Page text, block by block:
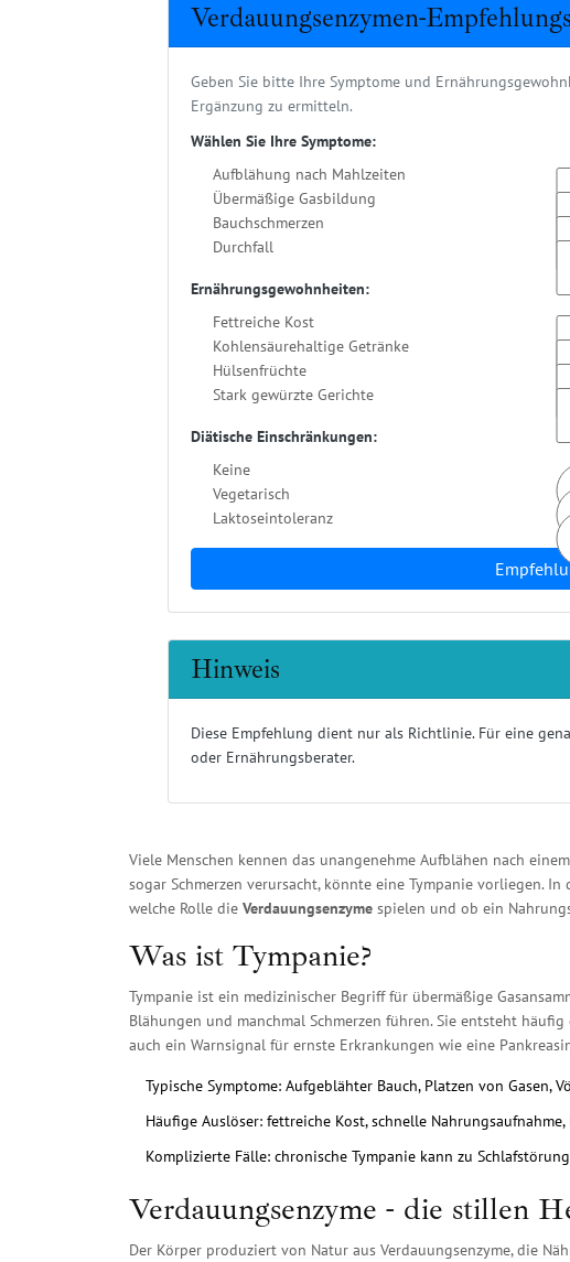
Verdauungsenzymen-
Geben Sie bitte Ihre Symptome und
Ergänzung zu ermitteln.
Wählen Sie Ihre Symptome:
Aufblähung nach Mahlzeiten
Übermäßige Gasbildung
Bauchschmerzen
Durchfall
Ernährungsgewohnheiten:
Fettreiche Kost
Kohlensäurehaltige Getränke
Hülsenfrüchte
Stark gewürzte Gerichte
Diätische Einschränkungen:
Keine
Vegetarisch
Laktoseintoleranz
Hinweis
Diese Empfehlung dient nur als Richtlinie. Für eine
oder Ernährungsberater.
Viele Menschen kennen das unangenehme Aufblähen nach
sogar Schmerzen verursacht, könnte eine Tympanie vorliegen. In
welche Rolle die Verdauungsenzyme spielen und ob ein
Was ist Tympanie?
Tympanie ist ein medizinischer Begriff für übermäßige
Blähungen und manchmal Schmerzen führen. Sie entsteht
auch ein Warnsignal für ernste Erkrankungen wie eine
Typische Symptome: Aufgeblähter Bauch, Platzen von Gasen,
Häufige Auslöser: fettreiche Kost, schnelle
Komplizierte Fälle: chronische Tympanie kann zu
Verdauungsenzyme - die stillen
Der Körper produziert von Natur aus Verdauungsenzyme, die